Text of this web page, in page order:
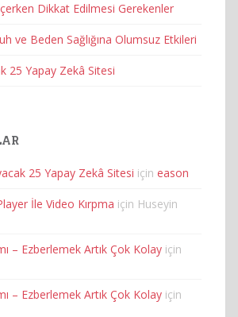
Dikkat Edilmesi Gerekenler
ve Beden Sağlığına Olumsuz Etkileri
25 Yapay Zekâ Sitesi
25 Yapay Zekâ Sitesi için eason
İle Video Kırpma için Huseyin
– Ezberlemek Artık Çok Kolay için
– Ezberlemek Artık Çok Kolay için